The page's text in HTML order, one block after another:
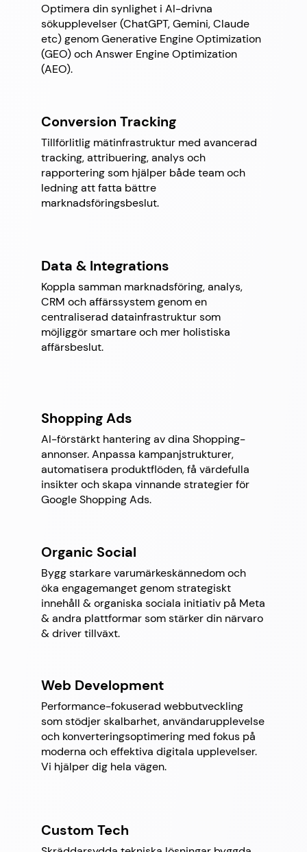
Optimera din synlighet i AI-drivna
sökupplevelser (ChatGPT, Gemini, Claude
etc) genom Generative Engine Optimization
(GEO) och Answer Engine Optimization
(AEO).
Conversion Tracking
Tillförlitlig mätinfrastruktur med avancerad
tracking, attribuering, analys och
rapportering som hjälper både team och
ledning att fatta bättre
marknadsföringsbeslut.
Data & Integrations
Koppla samman marknadsföring, analys,
CRM och affärssystem genom en
centraliserad datainfrastruktur som
möjliggör smartare och mer holistiska
affärsbeslut.
Shopping Ads
AI-förstärkt hantering av dina Shopping-
annonser. Anpassa kampanjstrukturer,
automatisera produktflöden, få värdefulla
insikter och skapa vinnande strategier för
Google Shopping Ads.
Organic Social
Bygg starkare varumärkeskännedom och
öka engagemanget genom strategiskt
innehåll & organiska sociala initiativ på Meta
& andra plattformar som stärker din närvaro
& driver tillväxt.
Web Development
Performance-fokuserad webbutveckling
som stödjer skalbarhet, användarupplevelse
och konverteringsoptimering med fokus på
moderna och effektiva digitala upplevelser.
Vi hjälper dig hela vägen.
Custom Tech